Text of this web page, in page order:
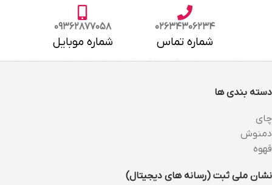
02634306234
شماره تماس
09362877058
شماره موبایل
دسته بندی ها
چای
دمنوش
قهوه
نشان ملی ثبت (رسانه های دیجیتال)